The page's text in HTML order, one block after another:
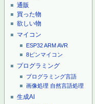
通販
買った物
欲しい物
マイコン
ESP32ARMAVR
8ピンマイコン
プログラミング
プログラミング言語
画像処理 自然言語処理
生成AI